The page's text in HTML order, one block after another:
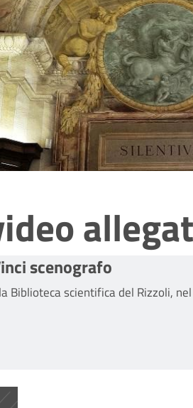
scenografo
Biblioteca scientifica del Rizzoli,